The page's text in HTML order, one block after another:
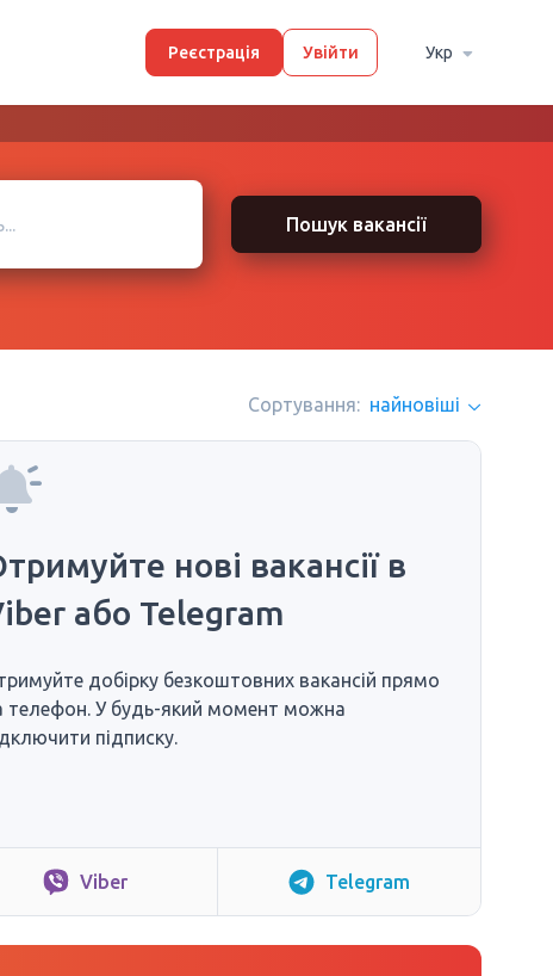
Реєстрація Увійти Укр
Пошук вакансії
Сортування: найновіші
нові вакансії в
або Telegram
добірку безкоштовних вакансій прямо
телефон. У будь-який момент можна
підписку.
Viber Telegram